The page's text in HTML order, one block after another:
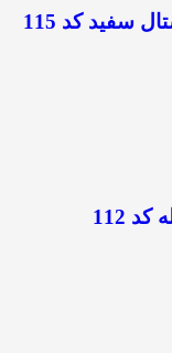
سفید کد 115
112